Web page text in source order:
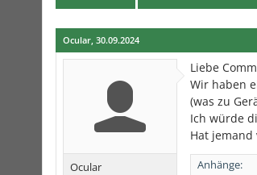
Ocular, 30.09.2024
Ocular
Liebe
Wir haben
(was zu
Ich würde
Hat jemand
Anhänge: